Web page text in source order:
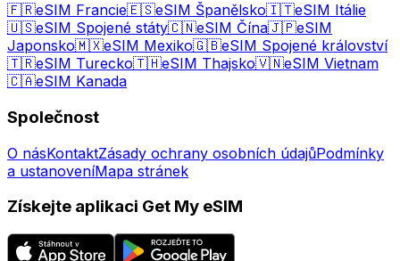
🇫🇷eSIM Francie🇪🇸eSIM Španělsko🇮🇹eSIM Itálie
🇺🇸eSIM Spojené státy🇨🇳eSIM Čína🇯🇵eSIM
Japonsko🇲🇽eSIM Mexiko🇬🇧eSIM Spojené království
🇹🇷eSIM Turecko🇹🇭eSIM Thajsko🇻🇳eSIM Vietnam
🇨🇦eSIM Kanada
Společnost
O násKontaktZásady ochrany osobních údajůPodmínky
a ustanoveníMapa stránek
Získejte aplikaci Get My eSIM